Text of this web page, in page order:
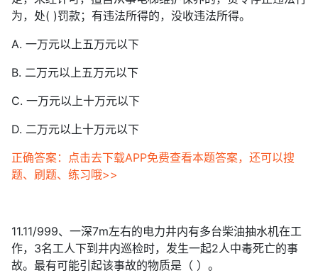
为，处( )罚款；有违法所得的，没收违法所得。
A. 一万元以上五万元以下
B. 二万元以上五万元以下
C. 一万元以上十万元以下
D. 二万元以上十万元以下
正确答案：点击去下载APP免费查看本题答案，还可以搜
题、刷题、练习哦>>
11.11/999、一深7m左右的电力井内有多台柴油抽水机在工
作，3名工人下到井内巡检时，发生一起2人中毒死亡的事
故。最有可能引起该事故的物质是（ ）。